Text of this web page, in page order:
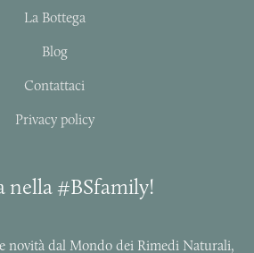
a
k
La Bottega
Blog
Contattaci
Privacy policy
nella #BSfamily!
novità dal Mondo dei Rimedi Naturali,